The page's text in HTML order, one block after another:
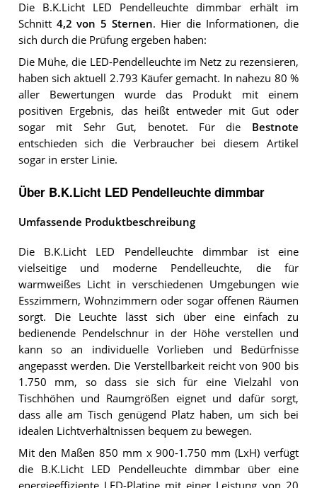
Die
B.K.Licht LED Pendelleuchte dimmbar erhält im
Schnitt 4,2 von 5 Sternen. Hier die Informationen, die
sich durch die Prüfung ergeben haben:
Die Mühe, die LED-Pendelleuchte im Netz zu rezensieren,
haben sich aktuell 2.793 Käufer gemacht. In nahezu 80 %
aller Bewertungen wurde das Produkt mit einem
positiven Ergebnis, das heißt entweder mit Gut oder
sogar mit Sehr Gut, benotet. Für die Bestnote
entschieden sich die Verbraucher bei diesem Artikel
sogar in erster Linie.
Über B.K.Licht LED Pendelleuchte dimmbar
Umfassende Produktbeschreibung
Die B.K.Licht LED Pendelleuchte dimmbar ist eine
vielseitige und moderne Pendelleuchte, die für
warmweißes Licht in verschiedenen Umgebungen wie
Esszimmern, Wohnzimmern oder sogar offenen Räumen
sorgt. Die Leuchte lässt sich über eine einfach zu
bedienende Pendelschnur in der Höhe verstellen und
kann so an individuelle Vorlieben und Bedürfnisse
angepasst werden. Die Verstellbarkeit reicht von 900 bis
1.750 mm, so dass sie sich für eine Vielzahl von
Tischhöhen und Raumgrößen eignet und dafür sorgt,
dass alle am Tisch genügend Platz haben, um sich bei
idealen Lichtverhältnissen bequem zu bewegen.
Mit den Maßen 850 mm x 900-1.750 mm (LxH) verfügt
die B.K.Licht LED Pendelleuchte dimmbar über eine
energieeffiziente LED-Platine mit einer Leistung von 20